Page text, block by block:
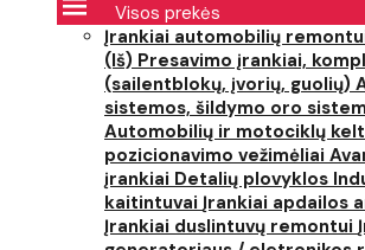
Visos prekės
Įrankiai automobilių
(Iš) Presavimo įrankiai,
(sailentblokų, įvorių, guolių)
sistemos, šildymo oro
Automobilių ir motociklų
pozicionavimo vežimėliai
įrankiai Detalių plovyklos
kaitintuvai Įrankiai apdailos
Įrankiai duslintuvų remontui